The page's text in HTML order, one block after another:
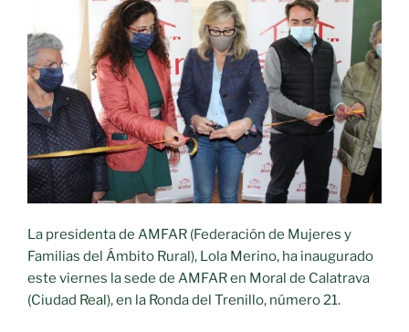
La presidenta de AMFAR (Federación de Mujeres y
Familias del Ámbito Rural), Lola Merino, ha inaugurado
este viernes la sede de AMFAR en Moral de Calatrava
(Ciudad Real), en la Ronda del Trenillo, número 21.